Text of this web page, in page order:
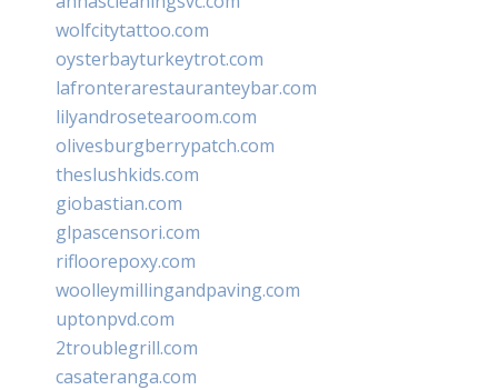
wolfcitytattoo.com
oysterbayturkeytrot.com
lafronterarestauranteybar.com
lilyandrosetearoom.com
olivesburgberrypatch.com
theslushkids.com
giobastian.com
glpascensori.com
rifloorepoxy.com
woolleymillingandpaving.com
uptonpvd.com
2troublegrill.com
casateranga.com